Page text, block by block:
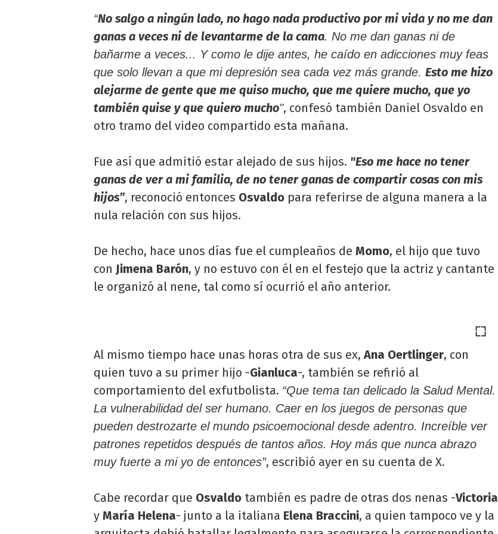
“No salgo a ningún lado, no hago nada productivo por mi vida y no me dan
ganas a veces ni de levantarme de la cama. No me dan ganas ni de
bañarme a veces... Y como le dije antes, he caído en adicciones muy feas
que solo llevan a que mi depresión sea cada vez más grande. Esto me hizo
alejarme de gente que me quiso mucho, que me quiere mucho, que yo
también quise y que quiero mucho", confesó también Daniel Osvaldo en
otro tramo del video compartido esta mañana.
Fue así que admitió estar alejado de sus hijos. "Eso me hace no tener
ganas de ver a mi familia, de no tener ganas de compartir cosas con mis
hijos”, reconoció entonces Osvaldo para referirse de alguna manera a la
nula relación con sus hijos.
De hecho, hace unos días fue el cumpleaños de Momo, el hijo que tuvo
con Jimena Barón, y no estuvo con él en el festejo que la actriz y cantante
le organizó al nene, tal como sí ocurrió el año anterior.
Al mismo tiempo hace unas horas otra de sus ex,Ana Oertlinger, con
quien tuvo a su primer hijo -Gianluca-, también se refirió al
comportamiento del exfutbolista. “Que tema tan delicado la Salud Mental.
La vulnerabilidad del ser humano. Caer en los juegos de personas que
pueden destrozarte el mundo psicoemocional desde adentro. Increíble ver
patrones repetidos después de tantos años. Hoy más que nunca abrazo
muy fuerte a mi yo de entonces”, escribió ayer en su cuenta de X.
Cabe recordar que Osvaldo también es padre de otras dos nenas -Victoria
y María Helena- junto a la italiana Elena Braccini, a quien tampoco ve y la